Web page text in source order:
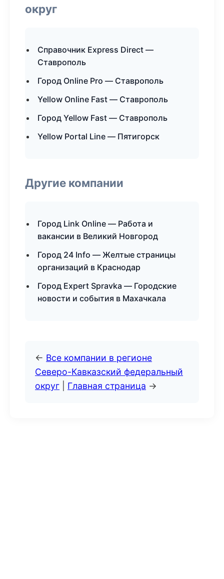
округ
Справочник Express Direct —
Ставрополь
Город Online Pro — Ставрополь
Yellow Online Fast — Ставрополь
Город Yellow Fast — Ставрополь
Yellow Portal Line — Пятигорск
Другие компании
Город Link Online — Работа и
вакансии в Великий Новгород
Город 24 Info — Желтые страницы
организаций в Краснодар
Город Expert Spravka — Городские
новости и события в Махачкала
← Все компании в регионе
Северо-Кавказский федеральный
округ
Главная страница →